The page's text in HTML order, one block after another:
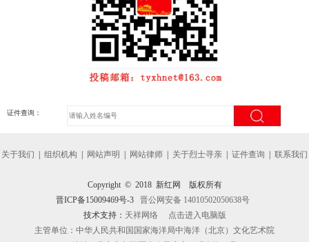
证件查询：
关于我们 | 组织机构 | 网站声明 | 网站律师 | 关于烈士寻亲 | 证件查询 | 联系我们
Copyright © 2018 新红网 版权所有
晋ICP备15009469号-3 晋公网安备 14010502050638号
技术支持： 天祥网络
点击进入电脑版
主管单位：中华人民共和国国家海洋局中海洋（北京）文化艺术院